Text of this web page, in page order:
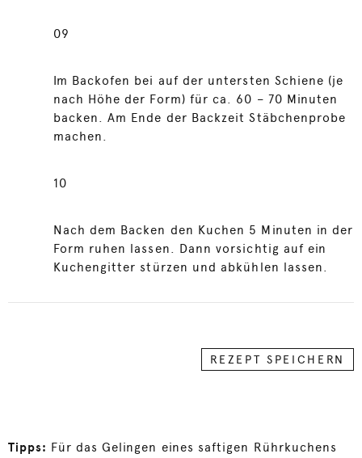
09
Im Backofen bei auf der untersten Schiene (je
nach Höhe der Form) für ca. 60 – 70 Minuten
backen. Am Ende der Backzeit Stäbchenprobe
machen.
10
Nach dem Backen den Kuchen 5 Minuten in der
Form ruhen lassen. Dann vorsichtig auf ein
Kuchengitter stürzen und abkühlen lassen.
REZEPT SPEICHERN
Tipps: Für das Gelingen eines saftigen Rührkuchens